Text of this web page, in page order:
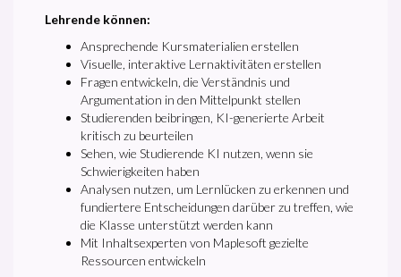
Lehrende können:
Ansprechende Kursmaterialien erstellen
Visuelle, interaktive Lernaktivitäten erstellen
Fragen entwickeln, die Verständnis und
Argumentation in den Mittelpunkt stellen
Studierenden beibringen, KI-generierte Arbeit
kritisch zu beurteilen
Sehen, wie Studierende KI nutzen, wenn sie
Schwierigkeiten haben
Analysen nutzen, um Lernlücken zu erkennen und
fundiertere Entscheidungen darüber zu treffen, wie
die Klasse unterstützt werden kann
Mit Inhaltsexperten von Maplesoft gezielte
Ressourcen entwickeln